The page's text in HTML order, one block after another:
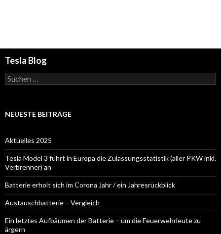
Tesla Blog
Suchen
nach:
NEUESTE BEITRÄGE
Aktuelles 2025
Tesla Model 3 führt in Europa die Zulassungsstatistik (aller PKW inkl.
Verbrenner) an
Batterie erholt sich im Corona Jahr / ein Jahresrückblick
Austauschbatterie – Vergleich
Ein letztes Aufbäumen der Batterie – um die Feuerwehrleute zu
ärgern